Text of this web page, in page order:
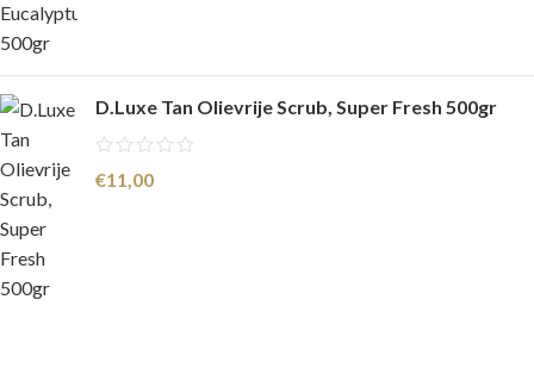
D.Luxe Tan Olievrije Scrub, Super Fresh 500gr
€11,00